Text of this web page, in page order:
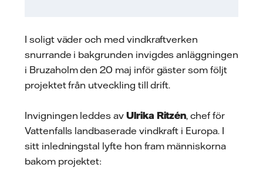
I soligt väder och med vindkraftverken
snurrande i bakgrunden invigdes anläggningen
i Bruzaholm den 20 maj inför gäster som följt
projektet från utveckling till drift.
Invigningen leddes av Ulrika Ritzén, chef för
Vattenfalls landbaserade vindkraft i Europa. I
sitt inledningstal lyfte hon fram människorna
bakom projektet: